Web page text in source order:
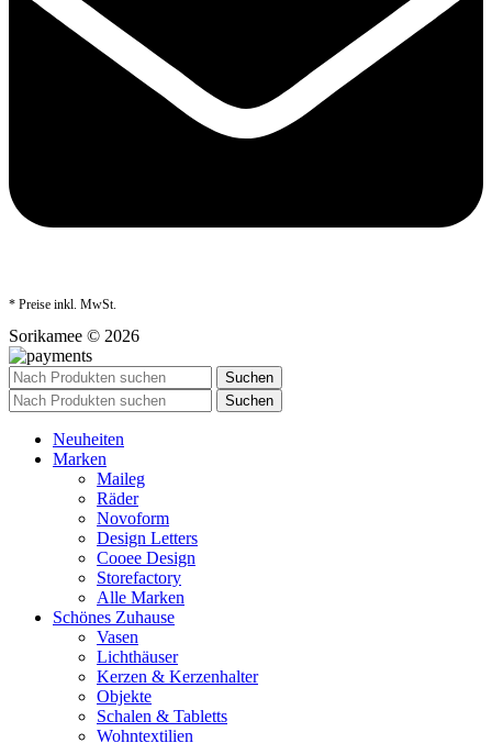
* Preise inkl. MwSt.
Sorikamee © 2026
Suchen
Suchen
Neuheiten
Marken
Maileg
Räder
Novoform
Design Letters
Cooee Design
Storefactory
Alle Marken
Schönes Zuhause
Vasen
Lichthäuser
Kerzen & Kerzenhalter
Objekte
Schalen & Tabletts
Wohntextilien